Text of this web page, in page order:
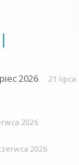
2026
21 lipca
2026
2026